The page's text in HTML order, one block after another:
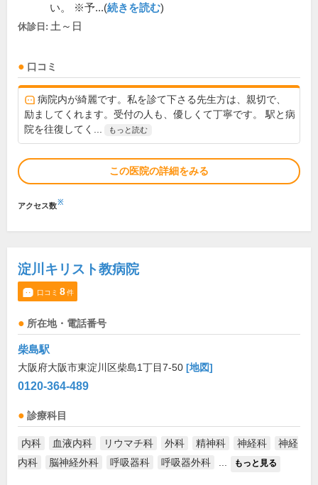
い。 ※予...(続きを読む)
休診日: 土～日
口コミ
病院内が綺麗です。私を診て下さる先生方は、親切で、
励ましてくれます。受付の人も、優しくて丁寧です。 駅と病
院を往復してく...
もっと読む
この医院の詳細をみる
アクセス数※
淀川キリスト教病院
口コミ 8件
所在地・電話番号
柴島駅
大阪府大阪市東淀川区柴島1丁目7-50 [地図]
0120-364-489
診療科目
内科 血液内科 リウマチ科 外科 精神科 神経科
神経
内科
脳神経外科 呼吸器科 呼吸器外科 もっと見る